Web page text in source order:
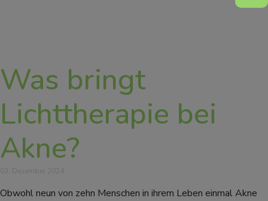
Was bringt
Lichttherapie bei
Akne?
Obwohl neun von zehn Menschen in ihrem Leben einmal Akne